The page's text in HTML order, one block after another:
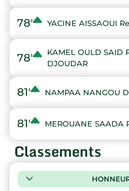
78' YACINE AISSAOUI
78'
KAMEL OULD SAID
DJOUDAR
81' NAMPAA NANGOU
81' MEROUANE SAADA
Classements